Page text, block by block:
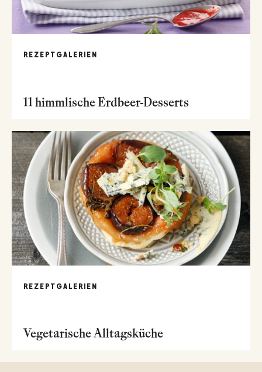
REZEPTGALERIEN
11 himmlische Erdbeer-Desserts
REZEPTGALERIEN
Vegetarische Alltagsküche